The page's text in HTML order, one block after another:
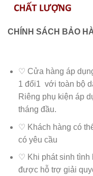
CHÍNH SÁCH BẢO
♡ Cửa hàng áp
1 đổi1 với toàn bộ
Riêng phụ kiện áp
tháng đầu.
♡ Khách hàng có
có yêu cầu
♡ Khi phát sinh tình
được hỗ trợ giải